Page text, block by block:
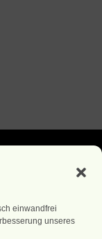
einwandfrei
unseres